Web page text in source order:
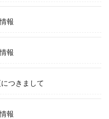
報
報
つきまして
報